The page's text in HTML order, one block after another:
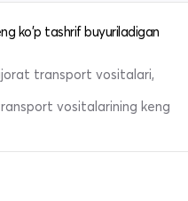
ko'p tashrif buyuriladigan
transport vositalari,
vositalarining keng